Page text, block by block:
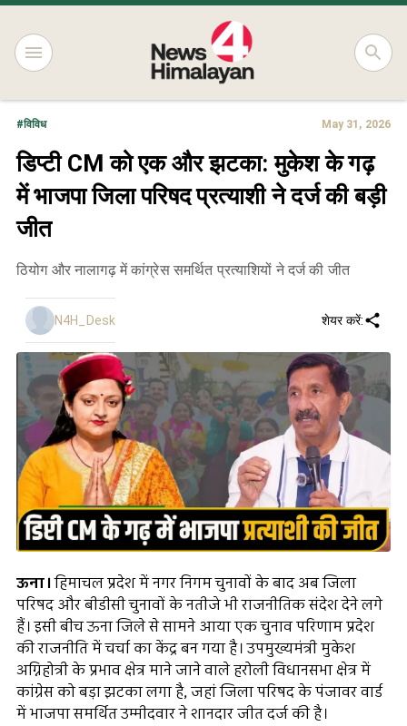
#विविध May 31, 2026
डिप्टी CM को एक और झटका: मुकेश के गढ़
में भाजपा जिला परिषद प्रत्याशी ने दर्ज की बड़ी
जीत
ठियोग और नालागढ़ में कांग्रेस समर्थित प्रत्याशियों ने दर्ज की जीत
N4H_Desk शेयर करें:
ऊना।हिमाचल प्रदेश में नगर निगम चुनावों के बाद अब जिला
परिषद और बीडीसी चुनावों के नतीजे भी राजनीतिक संदेश देने लगे
हैं। इसी बीच ऊना जिले से सामने आया एक चुनाव परिणाम प्रदेश
की राजनीति में चर्चा का केंद्र बन गया है। उपमुख्यमंत्री मुकेश
अग्निहोत्री के प्रभाव क्षेत्र माने जाने वाले हरोली विधानसभा क्षेत्र में
कांग्रेस को बड़ा झटका लगा है, जहां जिला परिषद के पंजावर वार्ड
में भाजपा समर्थित उम्मीदवार ने शानदार जीत दर्ज की है।